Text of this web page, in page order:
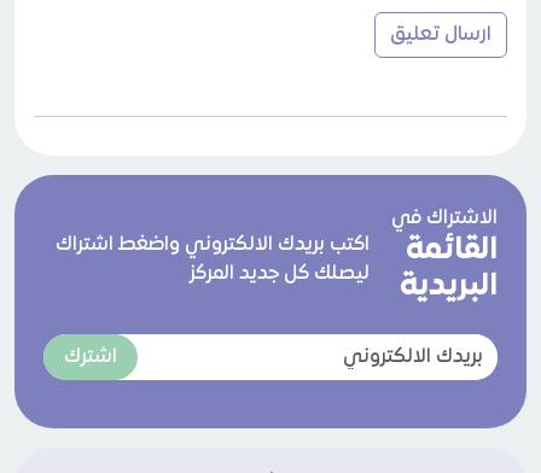
الاشتراك في
القائمة
البريدية
اكتب بريدك الالكتروني واضغط اشتراك
ليصلك كل جديد المركز
اشترك